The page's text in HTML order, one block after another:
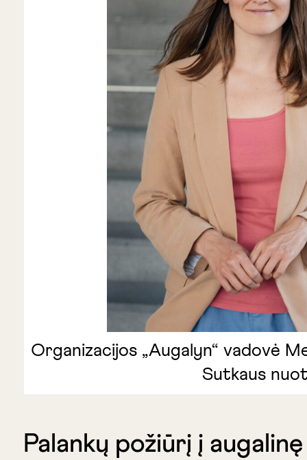
Organizacijos „Augalyn“ vadovė
Sutkaus
Palankų požiūrį į